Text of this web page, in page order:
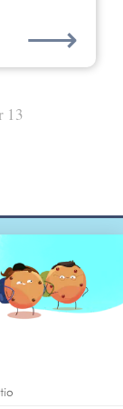
⟶
13
(04)
19h